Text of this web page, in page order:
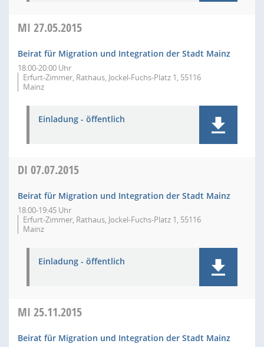
MI 27.05.2015
Beirat für Migration und Integration der Stadt Mainz
18:00-20:00 Uhr
Erfurt-Zimmer, Rathaus, Jockel-Fuchs-Platz 1, 55116
Mainz
Einladung - öffentlich
DI 07.07.2015
Beirat für Migration und Integration der Stadt Mainz
18:00-19:45 Uhr
Erfurt-Zimmer, Rathaus, Jockel-Fuchs-Platz 1, 55116
Mainz
Einladung - öffentlich
MI 25.11.2015
Beirat für Migration und Integration der Stadt Mainz